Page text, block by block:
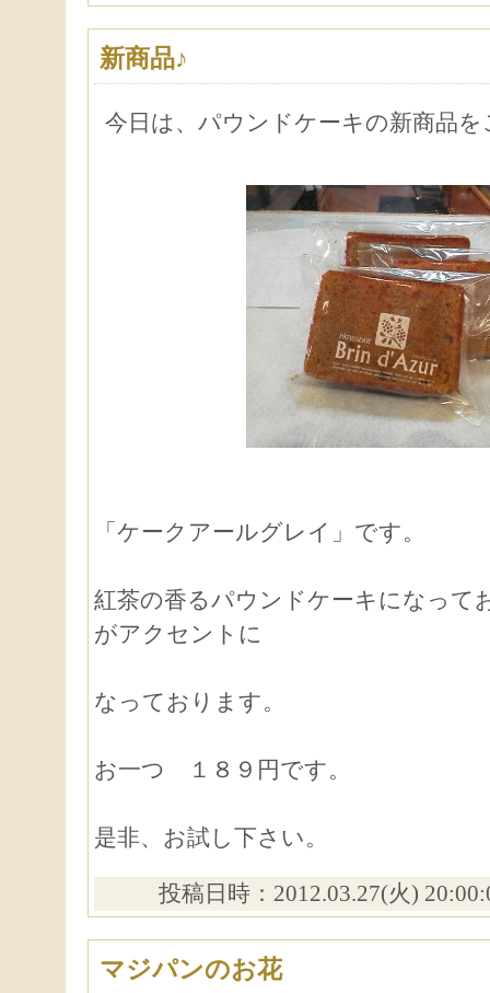
新商品♪
今日は、パウンドケーキの新商品
「ケークアールグレイ」です。
紅茶の香るパウンドケーキになって
がアクセントに
なっております。
お一つ １８９円です。
是非、お試し下さい。
投稿日時：2012.03.27(火)
マジパンのお花